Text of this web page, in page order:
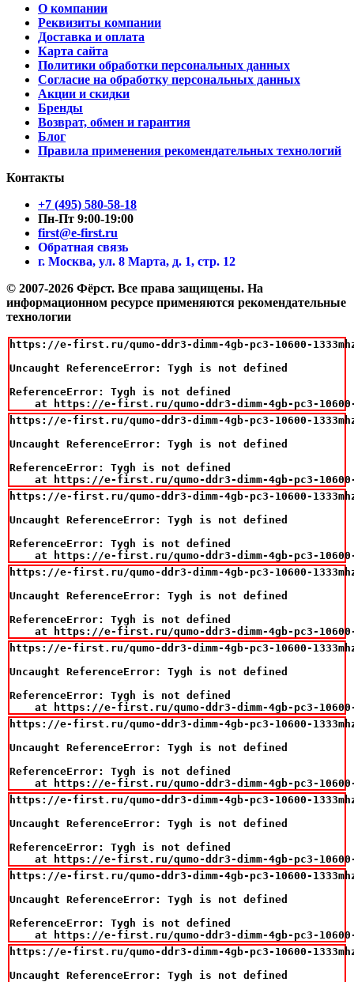
О компании
Реквизиты компании
Доставка и оплата
Карта сайта
Политики обработки персональных данных
Согласие на обработку персональных данных
Акции и скидки
Бренды
Возврат, обмен и гарантия
Блог
Правила применения рекомендательных технологий
Контакты
+7 (495) 580-58-18
Пн-Пт 9:00-19:00
first@e-first.ru
Обратная связь
г. Москва, ул. 8 Марта, д. 1, стр. 12
© 2007-2026 Фёрст. Все права защищены. На
информационном ресурсе применяются рекомендательные
технологии
https://e-first.ru/qumo-ddr3-dimm-4gb-pc3-10600-1333mhz-
Uncaught ReferenceError: Tygh is not defined
ReferenceError: Tygh is not defined
at https://e-first.ru/qumo-ddr3-dimm-4gb-pc3-
https://e-first.ru/qumo-ddr3-dimm-4gb-pc3-10600-1333mhz-
Uncaught ReferenceError: Tygh is not defined
ReferenceError: Tygh is not defined
at https://e-first.ru/qumo-ddr3-dimm-4gb-pc3-
https://e-first.ru/qumo-ddr3-dimm-4gb-pc3-10600-1333mhz-
Uncaught ReferenceError: Tygh is not defined
ReferenceError: Tygh is not defined
at https://e-first.ru/qumo-ddr3-dimm-4gb-pc3-
https://e-first.ru/qumo-ddr3-dimm-4gb-pc3-10600-1333mhz-
Uncaught ReferenceError: Tygh is not defined
ReferenceError: Tygh is not defined
at https://e-first.ru/qumo-ddr3-dimm-4gb-pc3-
https://e-first.ru/qumo-ddr3-dimm-4gb-pc3-10600-1333mhz-
Uncaught ReferenceError: Tygh is not defined
ReferenceError: Tygh is not defined
at https://e-first.ru/qumo-ddr3-dimm-4gb-pc3-
https://e-first.ru/qumo-ddr3-dimm-4gb-pc3-10600-1333mhz-
Uncaught ReferenceError: Tygh is not defined
ReferenceError: Tygh is not defined
at https://e-first.ru/qumo-ddr3-dimm-4gb-pc3-
https://e-first.ru/qumo-ddr3-dimm-4gb-pc3-10600-1333mhz-
Uncaught ReferenceError: Tygh is not defined
ReferenceError: Tygh is not defined
at https://e-first.ru/qumo-ddr3-dimm-4gb-pc3-
https://e-first.ru/qumo-ddr3-dimm-4gb-pc3-10600-1333mhz-
Uncaught ReferenceError: Tygh is not defined
ReferenceError: Tygh is not defined
at https://e-first.ru/qumo-ddr3-dimm-4gb-pc3-
https://e-first.ru/qumo-ddr3-dimm-4gb-pc3-10600-1333mhz-
Uncaught ReferenceError: Tygh is not defined